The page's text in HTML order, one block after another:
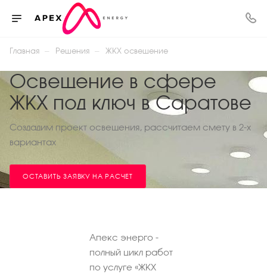
Главная — Решения — ЖКХ освещение
Освещение в сфере
ЖКХ под ключ в Саратове
Создадим проект освещения, рассчитаем смету в 2-х
вариантах
ОСТАВИТЬ ЗАЯВКУ НА РАСЧЕТ
Апекс энерго -
полный цикл работ
по услуге «ЖКХ